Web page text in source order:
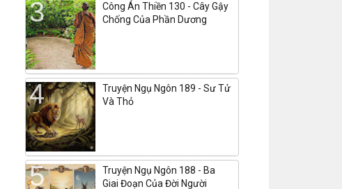
Công Án Thiền 130 - Cây Gậy
Chống Của Phần Dương
Truyện Ngụ Ngôn 189 - Sư Tử
Và Thỏ
Truyện Ngụ Ngôn 188 - Ba
Giai Đoạn Của Đời Người